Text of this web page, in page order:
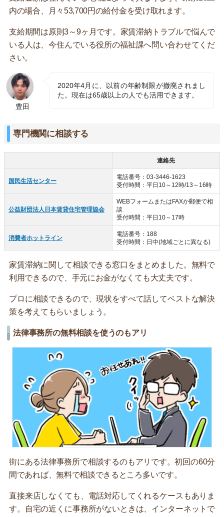
内の場合、月々53,700円の給付金を受け取れます。
支給期間は原則3～9ヶ月です。家賃滞納トラブルで悩んで
いる人は、今住んでいる役所の福祉課へ問い合わせてくだ
さい。
豊田
2020年4月に、以前の年齢制限が撤廃されまし
た。現在は65歳以上の人でも活用できます。
専門機関に相談する
連絡先
国民生活センター
電話番号：03-3446-1623
受付時間：平日10～12時/13～16時
公益財団法人日本賃貸住宅管理協会
WEBフォームまたはFAXか郵便で相
談
受付時間：平日10～17時
消費者ホットライン
電話番号：188
受付時間：日中(地域ごとに異なる)
家賃滞納に関して相談できる窓口をまとめました。無料で
利用できるので、手元にお金がなくても大丈夫です。
プロに相談できるので、現状をすべて話してベストな解決
策を考えてもらいましょう。
法律事務所の無料相談を使うのもアリ
街にある法律事務所で相談するのもアリです。初回の60分
間であれば、無料で相談できるところ多いです。
直接来店しなくても、電話対応してくれるケースもありま
す。自宅の近くに事務所がないときは、インターネットで